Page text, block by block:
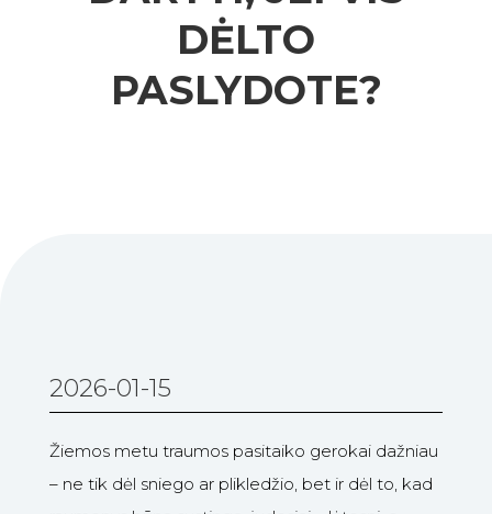
DĖLTO
PASLYDOTE?
2026-01-15
Žiemos metu traumos pasitaiko gerokai dažniau
– ne tik dėl sniego ar plikledžio, bet ir dėl to, kad